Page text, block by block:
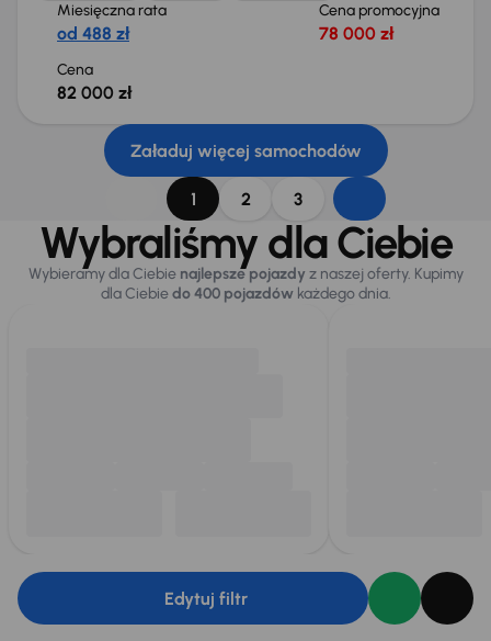
Miesięczna rata
od 488 zł
Cena promocyjna
78 000 zł
Cena
82 000 zł
Załaduj więcej samochodów
1 2 3
Wybraliśmy dla Ciebie
Wybieramy dla Ciebie najlepsze pojazdy z naszej oferty. Kupimy
dla Ciebiedo 400 pojazdówkażdego dnia.
Edytuj filtr